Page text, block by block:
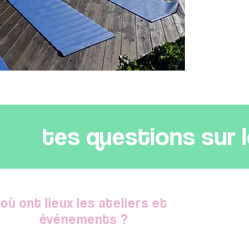
tes questions sur
où ont lieux les ateliers et
événements ?